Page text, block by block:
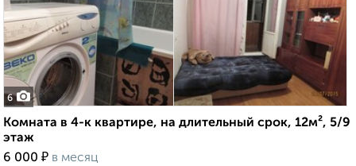
6
Комната в 4-к квартире, на длительный срок, 12м², 5/9
этаж
6 000 ₽ в месяц